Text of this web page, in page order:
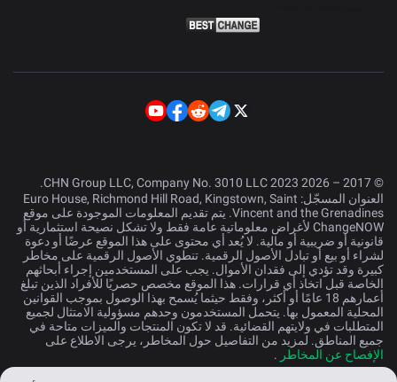
© 2017 – 2026 CHN Group LLC, Company No. 3010 LLC 2023.
العنوان المسجّل: Euro House, Richmond Hill Road, Kingstown, Saint
Vincent and the Grenadines. يتم تقديم المعلومات الموجودة على موقع
ChangeNOW لأغراض معلوماتية عامة فقط ولا تشكل نصيحة استثمارية أو
قانونية أو ضريبية أو مالية. لا يُعد أي محتوى على هذا الموقع عرضًا أو دعوة
لشراء أو بيع أو تبادل الأصول الرقمية. تنطوي الأصول الرقمية على مخاطر
كبيرة وقد تؤدي إلى فقدان الأموال. يجب على المستخدمين إجراء أبحاثهم
الخاصة قبل اتخاذ أي قرارات. هذا الموقع مخصص حصريًا للأفراد الذين تبلغ
أعمارهم 18 عامًا أو أكثر، وفقط حيثما يُسمح بهذا الوصول بموجب القوانين
المحلية المعمول بها. يتحمل المستخدمون وحدهم مسؤولية الامتثال لجميع
المتطلبات في ولايتهم القضائية. قد لا تكون المنتجات والميزات متاحة في
جميع المناطق. لمزيد من التفاصيل حول المخاطر، يرجى الاطلاع على
الإفصاح عن المخاطر .